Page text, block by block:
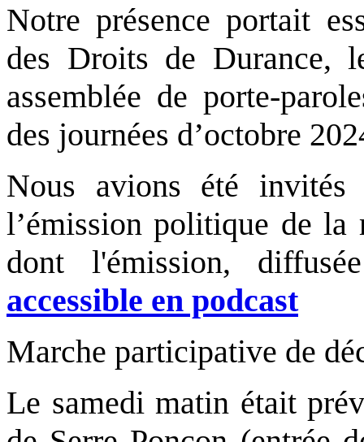
Notre présence portait
des Droits de Durance,
assemblée de porte-
des journées d’octobre
Nous avions été
l’émission politique de
dont l'émission,
accessible en podcast
Marche participative de
Le samedi matin était